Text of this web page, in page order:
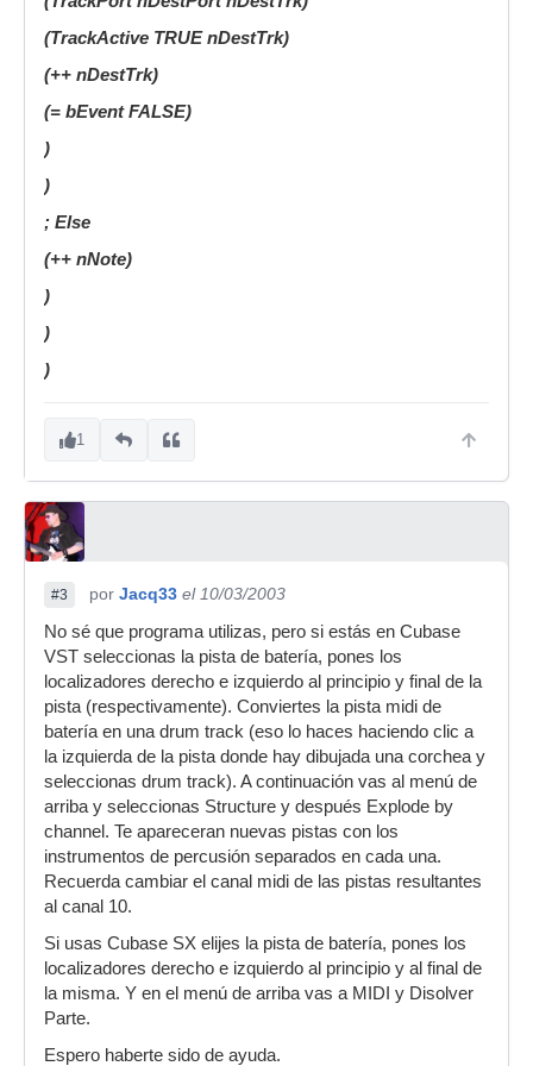
(TrackActive TRUE nDestTrk)
(++ nDestTrk)
(= bEvent FALSE)
)
)
; Else
(++ nNote)
)
)
)
1
#3 por Jacq33 el 10/03/2003
No sé que programa utilizas, pero si estás en Cubase
VST seleccionas la pista de batería, pones los
localizadores derecho e izquierdo al principio y final de la
pista (respectivamente). Conviertes la pista midi de
batería en una drum track (eso lo haces haciendo clic a
la izquierda de la pista donde hay dibujada una corchea y
seleccionas drum track). A continuación vas al menú de
arriba y seleccionas Structure y después Explode by
channel. Te apareceran nuevas pistas con los
instrumentos de percusión separados en cada una.
Recuerda cambiar el canal midi de las pistas resultantes
al canal 10.
Si usas Cubase SX elijes la pista de batería, pones los
localizadores derecho e izquierdo al principio y al final de
la misma. Y en el menú de arriba vas a MIDI y Disolver
Parte.
Espero haberte sido de ayuda.